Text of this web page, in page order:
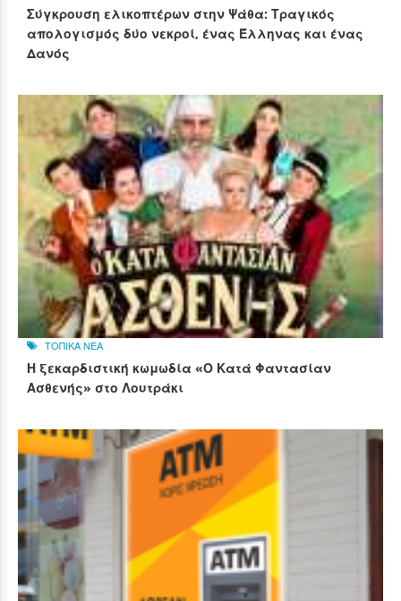
Σύγκρουση ελικοπτέρων στην Ψάθα: Τραγικός
απολογισμός δύο νεκροί, ένας Έλληνας και ένας
Δανός
ΤΟΠΙΚΑ ΝΕΑ
Η ξεκαρδιστική κωμωδία «Ο Κατά Φαντασίαν
Ασθενής» στο Λουτράκι